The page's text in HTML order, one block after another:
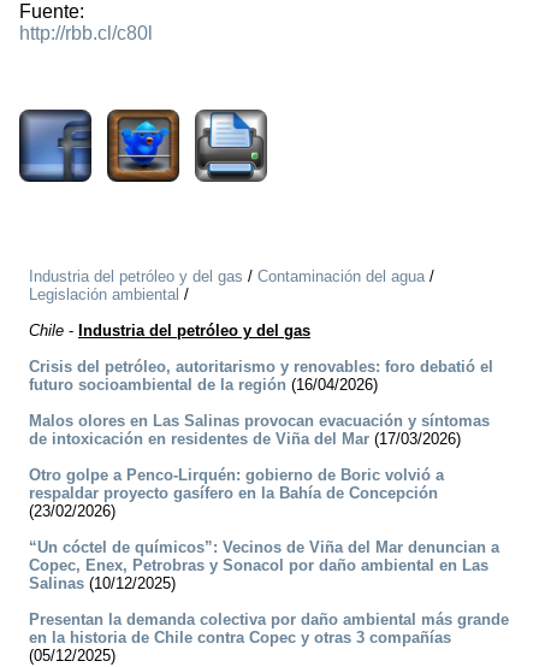
Fuente:
http://rbb.cl/c80l
Industria del petróleo y del gas / Contaminación del agua/
Legislación ambiental /
Chile - Industria del petróleo y del gas
Crisis del petróleo, autoritarismo y renovables: foro debatió el
futuro socioambiental de la región (16/04/2026)
Malos olores en Las Salinas provocan evacuación y síntomas
de intoxicación en residentes de Viña del Mar (17/03/2026)
Otro golpe a Penco-Lirquén: gobierno de Boric volvió a
respaldar proyecto gasífero en la Bahía de Concepción
(23/02/2026)
“Un cóctel de químicos”: Vecinos de Viña del Mar denuncian a
Copec, Enex, Petrobras y Sonacol por daño ambiental en Las
Salinas (10/12/2025)
Presentan la demanda colectiva por daño ambiental más grande
en la historia de Chile contra Copec y otras 3 compañías
(05/12/2025)